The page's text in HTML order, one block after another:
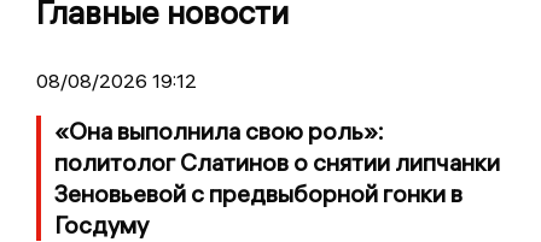
Главные новости
08/08/2026 19:12
«Она выполнила свою роль»:
политолог Слатинов о снятии липчанки
Зеновьевой с предвыборной гонки в
Госдуму